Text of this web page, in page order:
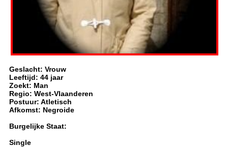
Geslacht: Vrouw
Leeftijd: 44 jaar
Zoekt: Man
Regio: West-Vlaanderen
Postuur: Atletisch
Afkomst: Negroide
Burgelijke Staat:
Single